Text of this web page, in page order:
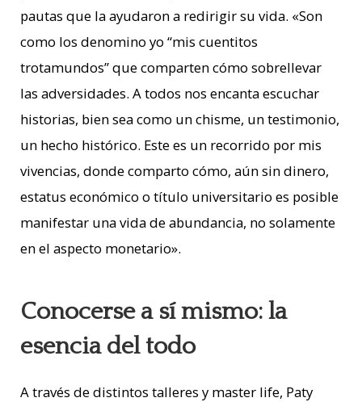
pautas que la ayudaron a redirigir su vida. «Son
como los denomino yo “mis cuentitos
trotamundos” que comparten cómo sobrellevar
las adversidades. A todos nos encanta escuchar
historias, bien sea como un chisme, un testimonio,
un hecho histórico. Este es un recorrido por mis
vivencias, donde comparto cómo, aún sin dinero,
estatus económico o título universitario es posible
manifestar una vida de abundancia, no solamente
en el aspecto monetario».
Conocerse a sí mismo: la
esencia del todo
A través de distintos talleres y master life, Paty